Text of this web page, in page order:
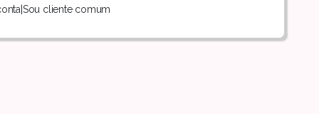
|Sou cliente comum